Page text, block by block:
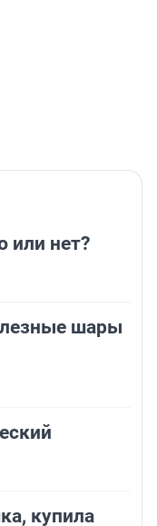
или нет?
шары
купила